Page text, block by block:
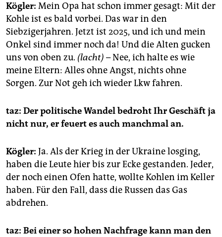
Kögler: Mein Opa hat schon immer gesagt: Mit der
Kohle ist es bald vorbei. Das war in den
Siebzigerjahren. Jetzt ist 2025, und ich und mein
Onkel sind immer noch da! Und die Alten gucken
uns von oben zu. (lacht) – Nee, ich halte es wie
meine Eltern: Alles ohne Angst, nichts ohne
Sorgen. Zur Not geh ich wieder Lkw fahren.
taz: Der politische Wandel bedroht Ihr Geschäft ja
nicht nur, er feuert es auch manchmal an.
Kögler: Ja. Als der Krieg in der Ukraine losging,
haben die Leute hier bis zur Ecke gestanden. Jeder,
der noch einen Ofen hatte, wollte Kohlen im Keller
haben. Für den Fall, dass die Russen das Gas
abdrehen.
taz: Bei einer so hohen Nachfrage kann man den